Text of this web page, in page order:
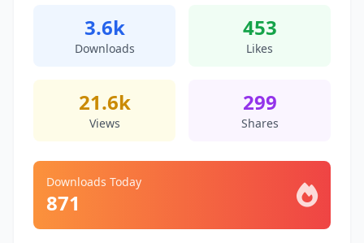
3.6k
Downloads
453
Likes
21.6k
Views
299
Shares
Downloads Today
871